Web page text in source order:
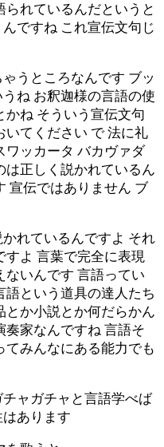
れているんだというと
ですね これ宣伝文句じ
うところなんです ブッ
ね お釈迦様の言語の使
かね そういう宣伝文句
いてください で 法に礼
ワッカータ バカヴァダ
は正しく説かれているん
宣伝ではありません ブ
れているんですよ それ
すよ 言葉で完全に表現
ないんです 言語ってい
語という道具の達人たち
とか小説とか何だらかん
奏家なんですね 言語そ
みんなにある能力でも
ャガチャと言語学べば
あります